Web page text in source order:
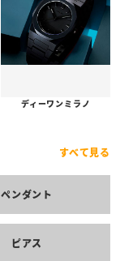
ディーワンミラノ
すべて見る
ペンダント
ピアス